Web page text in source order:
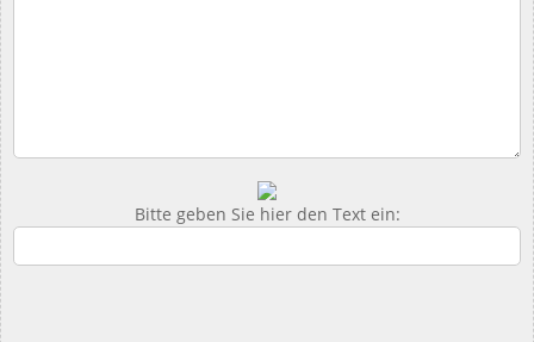
Bitte geben Sie hier den Text ein: